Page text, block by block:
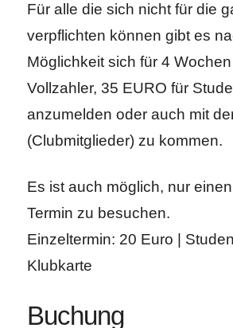
Für alle die sich nicht für die
verpflichten können gibt es
Möglichkeit sich für 4
Vollzahler, 35 EURO für
anzumelden oder auch mit
(Clubmitglieder) zu kommen.
Es ist auch möglich, nur
Termin zu besuchen.
Einzeltermin: 20 Euro |
Klubkarte
Buchung